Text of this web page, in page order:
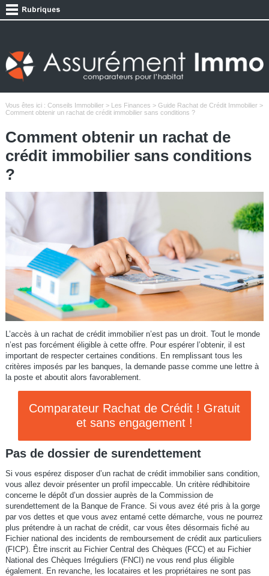
Vous êtes ici : Conseils Immobilier> Les Finances > Guide Rachat de Crédit Immobilier>
Comment obtenir un rachat de crédit immobilier sans conditions ?
Comment obtenir un rachat de
crédit immobilier sans conditions
?
L’accès à un rachat de crédit immobilier n’est pas un droit. Tout le monde
n’est pas forcément éligible à cette offre. Pour espérer l’obtenir, il est
important de respecter certaines conditions. En remplissant tous les
critères imposés par les banques, la demande passe comme une lettre à
la poste et aboutit alors favorablement.
Comparateur Rachat de Crédit ! Gratuit
et sans engagement !
Pas de dossier de surendettement
Si vous espérez disposer d’un rachat de crédit immobilier sans condition,
vous allez devoir présenter un profil impeccable. Un critère rédhibitoire
concerne le dépôt d’un dossier auprès de la Commission de
surendettement de la Banque de France. Si vous avez été pris à la gorge
par vos dettes et que vous avez entamé cette démarche, vous ne pourrez
plus prétendre à un rachat de crédit, car vous êtes désormais fiché au
Fichier national des incidents de remboursement de crédit aux particuliers
(FICP). Être inscrit au Fichier Central des Chèques (FCC) et au Fichier
National des Chèques Irréguliers (FNCI) ne vous rend plus éligible
également. En revanche, les locataires et les propriétaires ne sont pas